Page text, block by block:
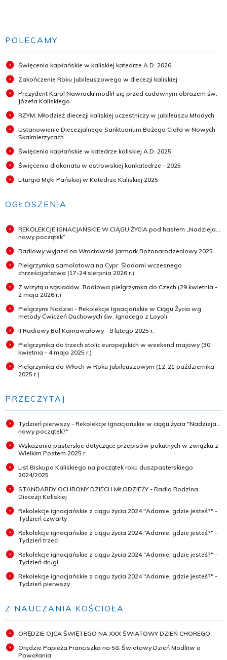
POLECAMY
Święcenia kapłańskie w kaliskiej katedrze A.D. 2026
Zakończenie Roku Jubileuszowego w diecezji kaliskiej
Prezydent Karol Nawrocki modlił się przed cudownym obrazem św.
Józefa Kaliskiego
RZYM: Młodzież diecezji kaliskiej uczestniczy w Jubileuszu Młodych
Ustanowienie Diecezjalnego Sanktuarium Bożego Ciała w Nowych
Skalmierzycach
Święcenia kapłańskie w katedrze kaliskiej A.D. 2025
Święcenia diakonatu w ostrowskiej konkatedrze - 2025
Liturgia Męki Pańskiej w Katedrze Kaliskiej 2025
OGŁOSZENIA
REKOLEKCJE IGNACJAŃSKIE W CIĄGU ŻYCIA pod hasłem „Nadzieja...
nowy początek”
Radiowy wyjazd na Wrocławski Jarmark Bożonarodzeniowy 2025
Pielgrzymka samolotowa na Cypr. Śladami wczesnego
chrześcijaństwa (17-24 sierpnia 2026 r.)
Z wizytą u sąsiadów. Radiowa pielgrzymka do Czech (29 kwietnia -
2 maja 2026 r.)
Pielgrzymi Nadziei - Rekolekcje Ignacjańskie w Ciągu Życia wg
metody Ćwiczeń Duchowych św. Ignacego z Loyoli
II Radiowy Bal Karnawałowy - 8 lutego 2025 r.
Pielgrzymka do trzech stolic europejskich w weekend majowy (30
kwietnia - 4 maja 2025 r.)
Pielgrzymka do Włoch w Roku Jubileuszowym (12-21 października
2025 r.)
PRZECZYTAJ
Tydzień pierwszy - Rekolekcje ignacjańskie w ciągu życia "Nadzieja...
nowy początek?"
Wskazania pasterskie dotyczące przepisów pokutnych w związku z
Wielkim Postem 2025 r.
List Biskupa Kaliskiego na początek roku duszpasterskiego
2024/2025
STANDARDY OCHRONY DZIECI I MŁODZIEŻY - Radio Rodzina
Diecezji Kaliskiej
Rekolekcje ignacjańskie z ciągu życia 2024 "Adamie, gdzie jesteś?" -
Tydzień czwarty
Rekolekcje ignacjańskie z ciągu życia 2024 "Adamie, gdzie jesteś?" -
Tydzień trzeci
Rekolekcje ignacjańskie z ciągu życia 2024 "Adamie, gdzie jesteś?" -
Tydzień drugi
Rekolekcje ignacjańskie z ciągu życia 2024 "Adamie, gdzie jesteś?" -
Tydzień pierwszy
Z NAUCZANIA KOŚCIOŁA
ORĘDZIE OJCA ŚWIĘTEGO NA XXX ŚWIATOWY DZIEŃ CHOREGO
Orędzie Papieża Franciszka na 58. Światowy Dzień Modlitw o
Powołania